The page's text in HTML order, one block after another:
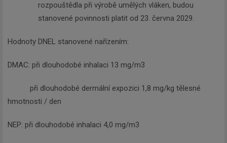
rozpouštědla při výrobě umělých vláken, budou
stanovené povinnosti platit od 23. června 2029.
Hodnoty DNEL stanovené nařízením:
DMAC: při dlouhodobé inhalaci 13 mg/m3
při dlouhodobé dermální expozici 1,8 mg/kg tělesné
hmotnosti / den
NEP: při dlouhodobé inhalaci 4,0 mg/m3